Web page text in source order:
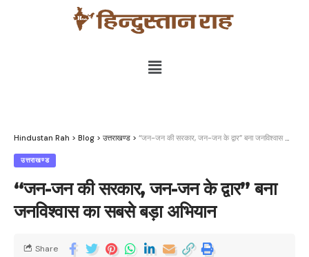
Hindustan Rah > Blog > उत्तराखण्ड > “जन-जन की सरकार, जन-जन के द्वार” बना जनविश्वास का सबसे बड़ा अभियान
उत्तराखण्ड
“जन-जन की सरकार, जन-जन के द्वार” बना
जनविश्वास का सबसे बड़ा अभियान
Share